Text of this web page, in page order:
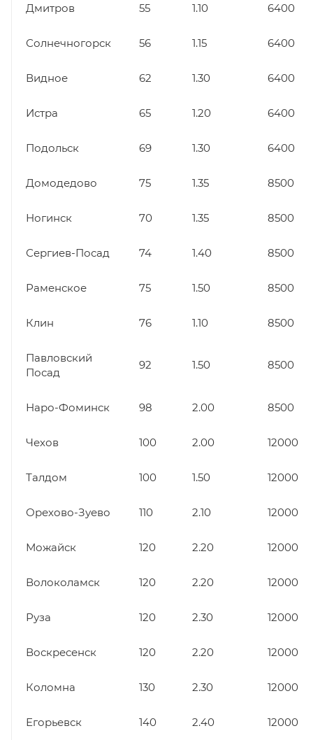
Дмитров 55 1.10 6400
Солнечногорск 56 1.15 6400
Видное 62 1.30 6400
Истра 65 1.20 6400
Подольск 69 1.30 6400
Домодедово 75 1.35 8500
Ногинск 70 1.35 8500
Сергиев-Посад 74 1.40 8500
Раменское 75 1.50 8500
Клин 76 1.10 8500
Павловский
Посад
92 1.50 8500
Наро-Фоминск 98 2.00 8500
Чехов 100 2.00 12000
Талдом 100 1.50 12000
Орехово-Зуево 110 2.10 12000
Можайск 120 2.20 12000
Волоколамск 120 2.20 12000
Руза 120 2.30 12000
Воскресенск 120 2.20 12000
Коломна 130 2.30 12000
Егорьевск 140 2.40 12000